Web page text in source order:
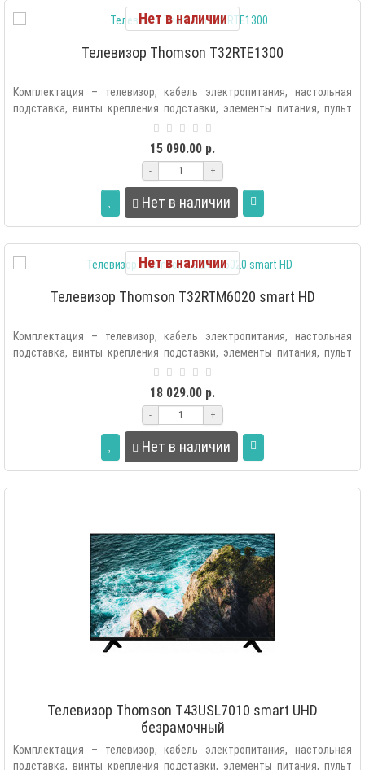
Нет в наличии
Телевизор Thomson T32RTE1300
Комплектация – телевизор, кабель электропитания, настольная
подставка, винты крепления подставки, элементы питания, пульт
15 090.00 р.
- +
Нет в наличии
Нет в наличии
Телевизор Thomson T32RTM6020 smart HD
Комплектация – телевизор, кабель электропитания, настольная
подставка, винты крепления подставки, элементы питания, пульт
18 029.00 р.
- +
Нет в наличии
Телевизор Thomson T43USL7010 smart UHD
безрамочный
Комплектация – телевизор, кабель электропитания, настольная
подставка, винты крепления подставки, элементы питания, пульт